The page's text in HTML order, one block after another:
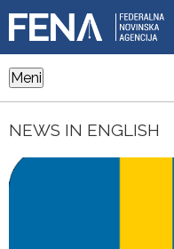
Meni
NEWS IN ENGLISH